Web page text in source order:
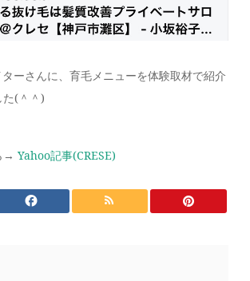
ーさんに、育毛メニューを体験取材で紹介
た(＾＾)
→Yahoo記事(CRESE)